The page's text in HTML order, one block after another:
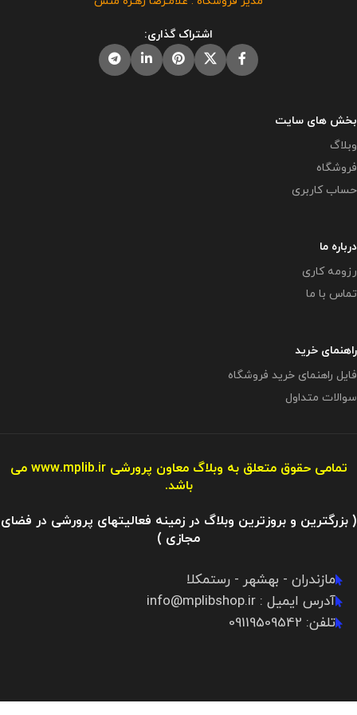
پرورشی می باشد و در صورت
دیگر بدون اجازه ما در حال استفاده
هستند و مورد رضایت ما نمی باشد .
فروشگاه معاون پرورشی می باشد و
سایت های دیگر بدون اجازه ما در
حال استفاده هستند و مورد رضایت ما
نمی باشد . این محصول مختص
اشتراک گذاری:
بخش های سایت
وبلاگ
فروشگاه
حساب کاربری
درباره ما
رزومه کاری
تماس با ما
راهنمای خرید
فایل راهنمای خرید فروشگاه
سوالات متداول
تمامی حقوق متعلق به وبلاگ معاون پرورشیwww.mplib.ir می
باشد.
( بزرگترین و بروزترین وبلاگ در زمینه فعالیتهای پرورشی در فضای
مجازی )
مازندران - بهشهر - رستمکلا
آدرس ایمیل : info@mplibshop.ir
تلفن: 09119509542​